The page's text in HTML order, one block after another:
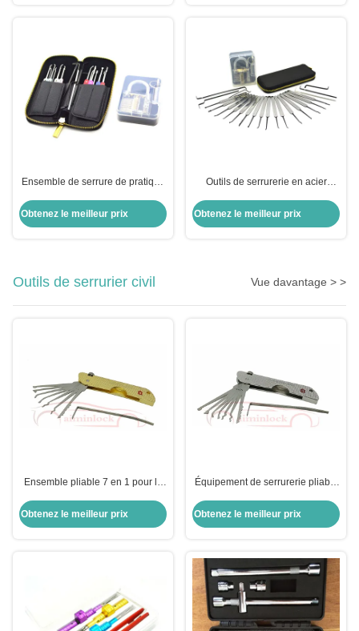
Ensemble de serrure de pratique
de sélection de serrure
Obtenez le meilleur prix
Outils de serrurerie en acier
de serrure automatique avec
Obtenez le meilleur prix
Outils de serrurier civil Vue davantage > >
Ensemble pliable 7 en 1 pour le
serrurerie Haoshi Outils de
Obtenez le meilleur prix
Équipement de serrurerie pliable
Obtenez le meilleur prix